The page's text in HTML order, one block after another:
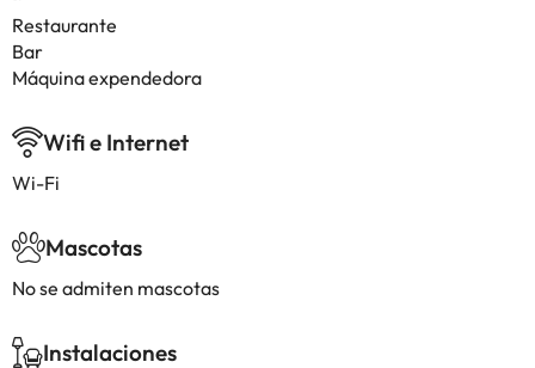
Restaurante
Bar
Máquina expendedora
Wifi e Internet
Wi-Fi
Mascotas
No se admiten mascotas
Instalaciones